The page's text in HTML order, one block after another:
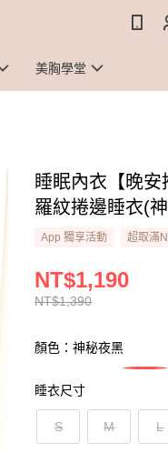
美胸學堂
睡眠內衣【晚
羅紋捲邊睡衣(
App 獨享活動 超取滿
NT$1,390
NT$1,190
顏色：神秘夜黑
睡衣尺寸
S M L